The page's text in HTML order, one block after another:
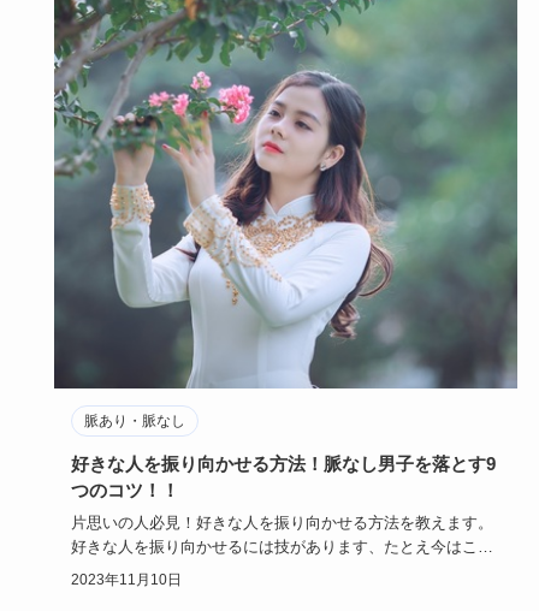
脈あり・脈なし
好きな人を振り向かせる方法！脈なし男子を落とす9
つのコツ！！
片思いの人必見！好きな人を振り向かせる方法を教えます。
好きな人を振り向かせるには技があります、たとえ今はこち
らに相手の気持…
2023年11月10日